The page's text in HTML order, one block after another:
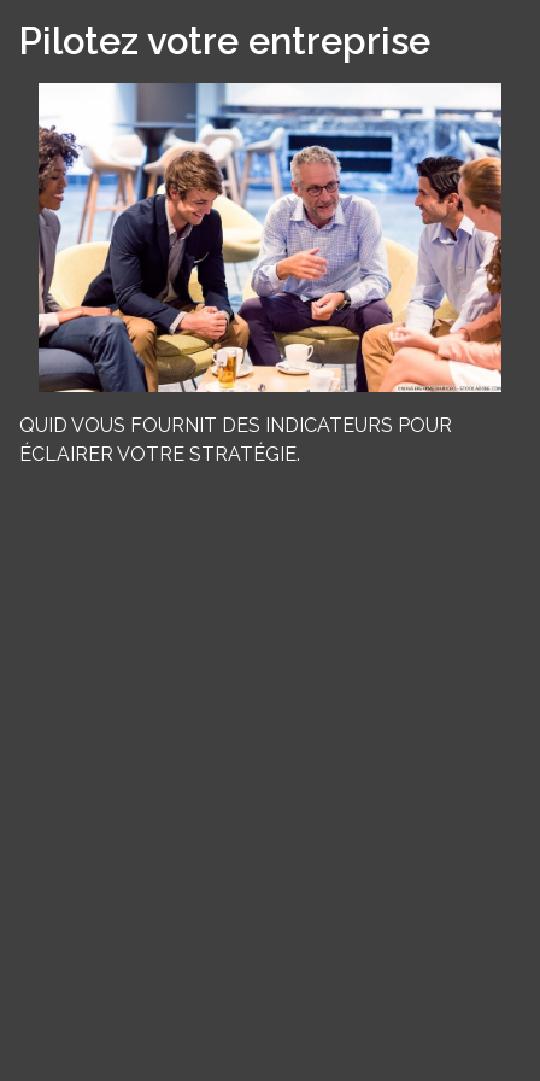
Pilotez votre entreprise
QUID VOUS FOURNIT DES INDICATEURS POUR
ÉCLAIRER VOTRE STRATÉGIE.